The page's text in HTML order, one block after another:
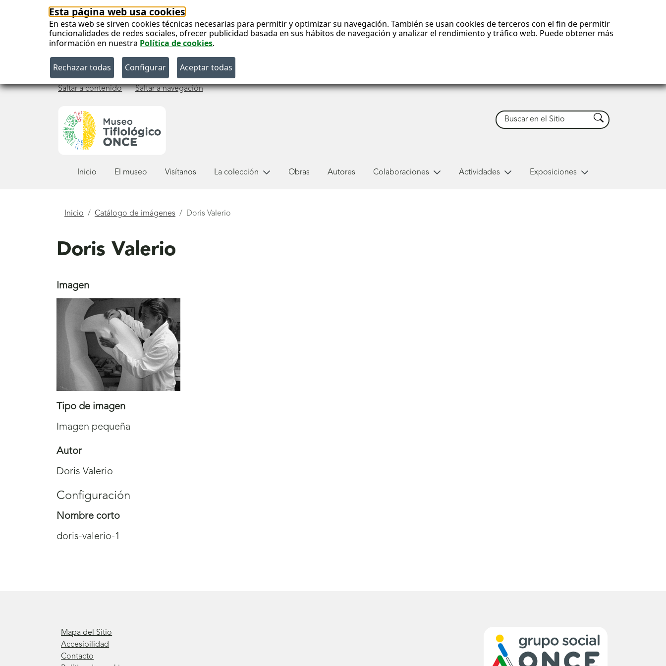
Esta página web usa cookies
En esta web se sirven cookies técnicas necesarias para permitir y optimizar su navegación. También se usan cookies de terceros con el fin de permitir
funcionalidades de redes sociales, ofrecer publicidad basada en sus hábitos de navegación y analizar el rendimiento y tráfico web. Puede obtener más
información en nuestra Política de cookies.
Saltar a contenido Saltar a navegación
Buscar Buscar
Inicio El museo Visítanos La colección Obras Autores Colaboraciones Actividades Exposiciones
Está
Inicio Catálogo de imágenes Doris Valerio
Doris Valerio
Imagen
Tipo de imagen
Imagen pequeña
Autor
Doris Valerio
Configuración
Nombre corto
doris-valerio-1
Mapa del Sitio
Accesibilidad
Contacto